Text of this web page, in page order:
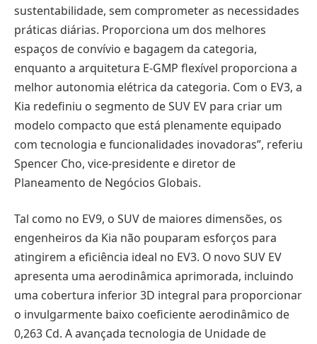
sustentabilidade, sem comprometer as necessidades
práticas diárias. Proporciona um dos melhores
espaços de convívio e bagagem da categoria,
enquanto a arquitetura E-GMP flexível proporciona a
melhor autonomia elétrica da categoria. Com o EV3, a
Kia redefiniu o segmento de SUV EV para criar um
modelo compacto que está plenamente equipado
com tecnologia e funcionalidades inovadoras”, referiu
Spencer Cho, vice-presidente e diretor de
Planeamento de Negócios Globais.
Tal como no EV9, o SUV de maiores dimensões, os
engenheiros da Kia não pouparam esforços para
atingirem a eficiência ideal no EV3. O novo SUV EV
apresenta uma aerodinâmica aprimorada, incluindo
uma cobertura inferior 3D integral para proporcionar
o invulgarmente baixo coeficiente aerodinâmico de
0,263 Cd. A avançada tecnologia de Unidade de